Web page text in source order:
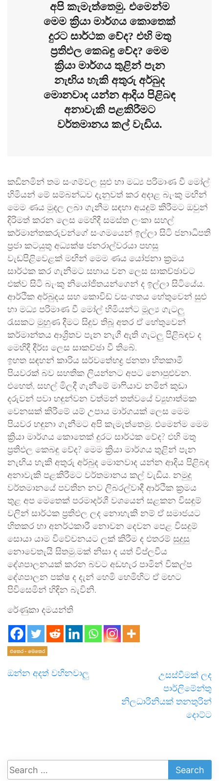
අපි කැමැත්තෙමු. එමෙන්ම
මෙම ක්‍රියා මාර්ගය කොතෙක්
දුරට සාර්ථක වේද? එහි මතු
ප්‍රතිඵල කෙබඳු වේද? මෙම
ක්‍රියා මාර්ගය තුළින් පැන
නැඟිය හැකි අතුරු අර්බුද
මොනවාද යන්න ආදිය පිළිබඳ
අනාවැකි පළකිරීමට
වර්තමානය කල් වැඩිය.
කඩිනමින් තම සංගම්වල සුළු හා මධ්‍ය පරිමාණ වී මෝල්
හිමියන් මේ සම්බන්ධව දැනුවත් කර අදාළ බැංකු මඟින්
මෙම ණය මුදල ලබා ගැනීම සඳහා අයදුම් කිරීමට ඔවුන්
දිරිමත් කරන ලෙස මෙහිදී සමස්ත ලංකා සහල්
කර්මාන්තකරුවන්ගේ සංගමයෙන් ඉල්ලා සිටි ජනාධිපති
ප්‍රජා කටයුතු අධ්‍යක්ෂ ජනරාල්වරයා පහසු
වැඩපිළිවෙළක් මඟින් මෙම ණය යෝජනා ක්‍රමය
සාර්ථක කර ගැනීමට සහාය වන ලෙස සාකච්ඡාවට
එක්ව සිටි බැංකු නියෝජිතයන්ගෙන් ද ඉල්ලා සිටියේය.
ආර්ථික අර්බුදය සහ කොවිඩ් වසංගතය හේතුවෙන් සුළු
හා මධ්‍ය පරිමාණ වී මෝල් හිමියන්ට මූල්‍ය ගැටලු
රැසකට මුහුණ දීමට සිදුව තිබූ අතර ඒ හේතුවෙන්
කර්මාන්තය ආශ්‍රිතව පැන නැගී ඇති ගැටලු පිළිබඳව ද
මෙහිදී දීර්ඝ ලෙස සාකච්ඡා වී තිබේ.
ඉහත සඳහන් කාරිය සර්වතේභද්‍ර ජනතා හිතකාමී
පියවරක් බව සහතික ලියන්නට අපට නොපුළුවන.
එහෙත්, සහල් මිලදී ගැනීමේ මාෆියාව නමින් කුඩා
දරුවන් පවා හඳුන්වන වත්මන් තත්වයේ ව්‍යුහාත්මක
වෙනසක් කිරීමේ යම් උපාය මාර්ගයක් ලෙස මෙම
පියවර හඳුනා ගැනීමට අපි කැමැත්තෙමු. එමෙන්ම මෙම
ක්‍රියා මාර්ගය කොතෙක් දුරට සාර්ථක වේද? එහි මතු
ප්‍රතිඵල කෙබඳු වේද? මෙම ක්‍රියා මාර්ගය තුළින් පැන
නැඟිය හැකි අතුරු අර්බුද මොනවාද යන්න ආදිය පිළිබඳ
අනාවැකි පළකිරීමට වර්තමානය කල් වැඩිය. නමුදු
වර්තමානයේ පවතින නව ලිබරල්වාදී ආර්ථික ක්‍රමය
තුළ අප මෙතෙක් පරමාදර්ශී වශයෙන් සළකන විසඳුම්
වලින් සාර්ථක ප්‍රතිඵල ලද නොහැකි නම් ඒ සමාජයට
හිතකර හා අනර්ථකාරී නොවන දෙවන පෙළ විසදුම්
සොයා යාම විවේචනයට ලක් කිරීම ද එතරම් සුදුසු
නොවෙතැයි සිතමු.මක් නිසා ද යත් විප්ලවීය
දේශපාලනයක් කරන බවට අඩහැර පාමින් විකල්ප
දේශපාලන පක්ෂ ද දැන් හෙමි හෙමිහිට ඒ මඟට
පිවිසෙමින් හිඳින බැවිනි.
රේණුකා දමයන්ති
එතෙර - මෙතෙර
ඔන්න අදත් වහිනවාලු
උසස්වීමක් ලද
පාර්ලිමේන්තු
නිලධාරිනියක් තනතුරින්
දොට්ට